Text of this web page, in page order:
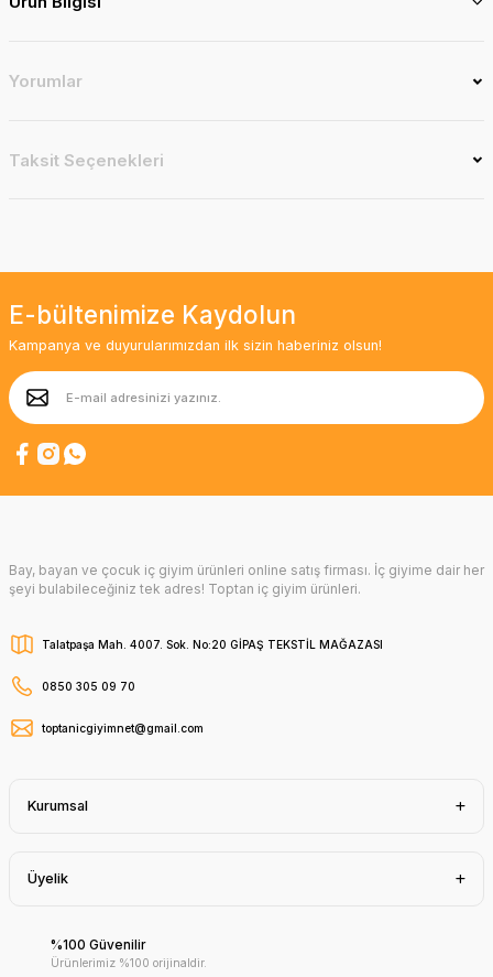
Yorumlar
Taksit Seçenekleri
E-bültenimize Kaydolun
Kampanya ve duyurularımızdan ilk sizin haberiniz olsun!
Bay, bayan ve çocuk iç giyim ürünleri online satış firması. İç giyime dair her
şeyi bulabileceğiniz tek adres! Toptan iç giyim ürünleri.
Talatpaşa Mah. 4007. Sok. No:20 GİPAŞ TEKSTİL MAĞAZASI
0850 305 09 70
toptanicgiyimnet@gmail.com
Kurumsal
Üyelik
%100 Güvenilir
Ürünlerimiz %100 orijinaldir.